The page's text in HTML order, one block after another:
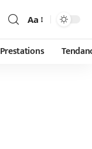
Aa
Prestations